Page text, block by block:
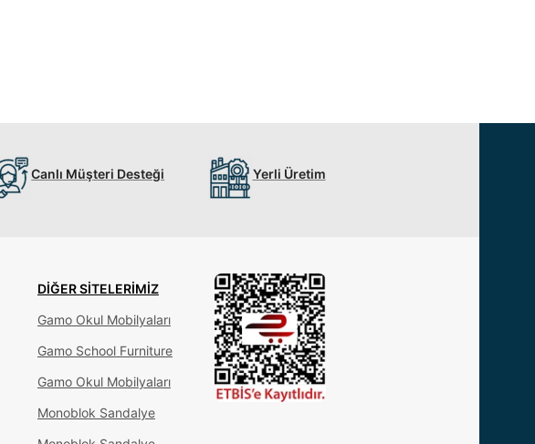
Canlı Müşteri Desteği Yerli Üretim
DIĞER SITELERIMIZ
Gamo Okul Mobilyaları
Gamo School Furniture
Gamo Okul Mobilyaları
Monoblok Sandalye